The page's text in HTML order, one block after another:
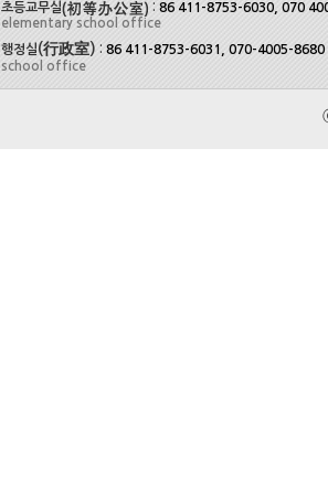
초등교무실 : 86 411-8753-6030, 070
elementary school office
행정실(行政室) : 86 411-8753-6031, 070-4005-8680
school office